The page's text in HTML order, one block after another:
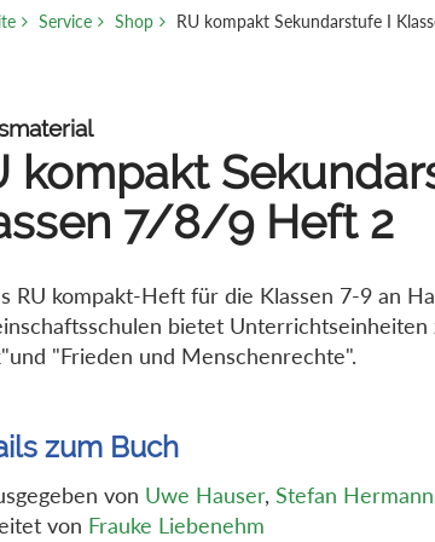
Service Shop RU kompakt Sekundarstufe I
kompakt
7/8/9 Heft 2
RU kompakt-Heft für die Klassen 7-9 an
bietet Unterrichtseinheiten
"Frieden und Menschenrechte".
zum Buch
von Uwe Hauser,Stefan Hermann
von Frauke Liebenehm